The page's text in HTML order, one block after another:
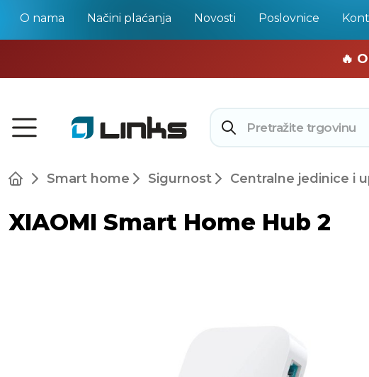
O nama Načini plaćanja Novosti Poslovnice
🔥
Smart home Sigurnost Centralne jedinice i
XIAOMI Smart Home Hub 2